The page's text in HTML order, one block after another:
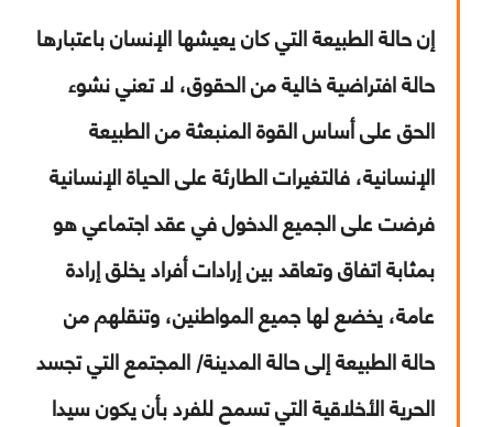
إن حالة الطبيعة التي كان يعيشها الإنسان باعتبارها
حالة افتراضية خالية من الحقوق، لا تعني نشوء
الحق على أساس القوة المنبعثة من الطبيعة
الإنسانية، فالتغيرات الطارئة على الحياة الإنسانية
فرضت على الجميع الدخول في عقد اجتماعي هو
بمثابة اتفاق وتعاقد بين إرادات أفراد يخلق إرادة
عامة، يخضع لها جميع المواطنين، وتنقلهم من
حالة الطبيعة إلى حالة المدينة/ المجتمع التي تجسد
الحرية الأخلاقية التي تسمح للفرد بأن يكون سيدا